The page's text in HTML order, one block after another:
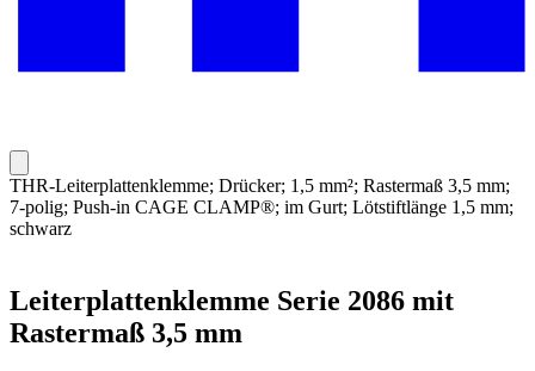
THR-Leiterplattenklemme; Drücker; 1,5 mm²; Rastermaß 3,5 mm;
7-polig; Push-in CAGE CLAMP®; im Gurt; Lötstiftlänge 1,5 mm;
schwarz
Leiterplattenklemme Serie 2086 mit
Rastermaß 3,5 mm